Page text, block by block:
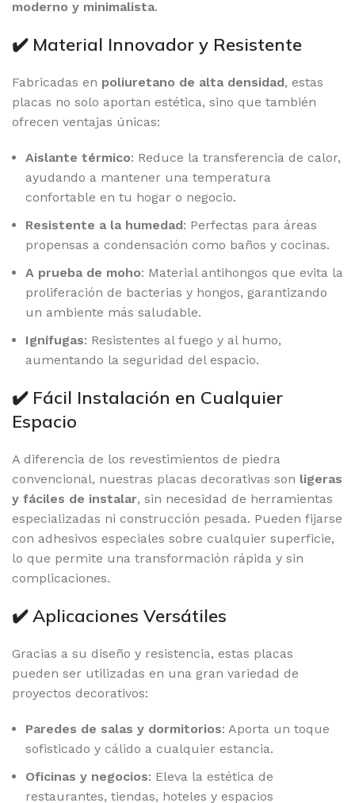
moderno y minimalista.
✔️ Material Innovador y Resistente
Fabricadas en poliuretano de alta densidad, estas
placas no solo aportan estética, sino que también
ofrecen ventajas únicas:
Aislante térmico: Reduce la transferencia de calor,
ayudando a mantener una temperatura
confortable en tu hogar o negocio.
Resistente a la humedad: Perfectas para áreas
propensas a condensación como baños y cocinas.
A prueba de moho: Material antihongos que evita la
proliferación de bacterias y hongos, garantizando
un ambiente más saludable.
Ignífugas: Resistentes al fuego y al humo,
aumentando la seguridad del espacio.
✔️ Fácil Instalación en Cualquier
Espacio
A diferencia de los revestimientos de piedra
convencional, nuestras placas decorativas son ligeras
y fáciles de instalar, sin necesidad de herramientas
especializadas ni construcción pesada. Pueden fijarse
con adhesivos especiales sobre cualquier superficie,
lo que permite una transformación rápida y sin
complicaciones.
✔️ Aplicaciones Versátiles
Gracias a su diseño y resistencia, estas placas
pueden ser utilizadas en una gran variedad de
proyectos decorativos:
Paredes de salas y dormitorios: Aporta un toque
sofisticado y cálido a cualquier estancia.
Oficinas y negocios: Eleva la estética de
restaurantes, tiendas, hoteles y espacios